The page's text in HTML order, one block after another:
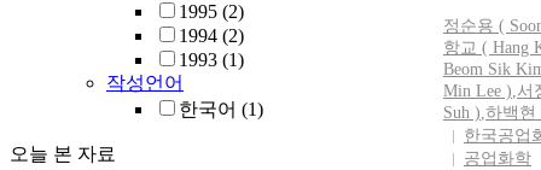
1995 (2)
1994 (2)
1993 (1)
작성언어
한국어 (1)
오늘 본 자료
정순용 (
항교 ( Hang
Beom Sik
Min Lee ),서
Suh ),하백현
한국공업
공업화학